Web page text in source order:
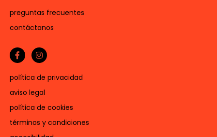
preguntas frecuentes
contáctanos
política de privacidad
aviso legal
política de cookies
términos y condiciones